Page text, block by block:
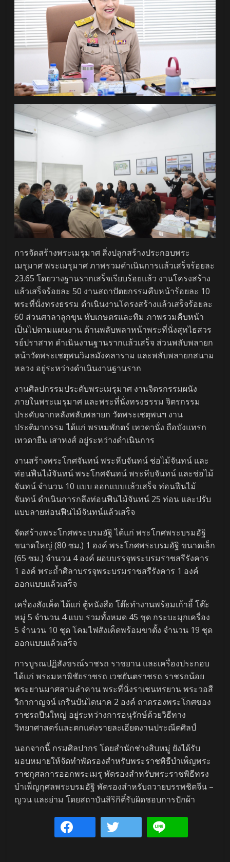
การจัดสร้างพระเมรุมาศ สิ่งปลูกสร้างประกอบพระ
เมรุมาศ พระเมรุมาศ ภาพรวมดำเนินการแล้วเสร็จร้อยละ
23.65 โดยวางฐานรากเสร็จเรียบร้อยแล้ว งานโครงสร้าง
แล้วเสร็จร้อยละ 50 งานสถาปัตยกรรมคืบหน้าร้อยละ 10
พระที่นั่งทรงธรรม ดำเนินงานโครงสร้างแล้วเสร็จร้อยละ
60 ส่วนศาลาลูกขุน ทับเกษตรและทิม ภาพรวมคืบหน้า
เป็นไปตามแผนงาน ด้านพลับพลาหน้าพระที่นั่งสุทไธสวร
รย์ปราสาท ดำเนินงานฐานรากแล้วเสร็จ ส่วนพลับพลายก
หน้าวัดพระเชตุพนวิมลมังคลาราม และพลับพลายกสนาม
หลวง อยู่ระหว่างดำเนินงานฐานราก
งานศิลปกรรมประดับพระเมรุมาศ งานจิตรกรรมผนัง
ภายในพระเมรุมาศ และพระที่นั่งทรงธรรม จิตรกรรม
ประดับฉากหลังพลับพลายก วัดพระเชตุพนฯ งาน
ประติมากรรม ได้แก่ พรหมพักตร์ เทวดานั่ง ถือบังแทรก
เทวดายืน เสาหงส์ อยู่ระหว่างดำเนินการ
งานสร้างพระโกศจันทน์ พระหีบจันทน์ ช่อไม้จันทน์ และ
ท่อนฟืนไม้จันทน์ พระโกศจันทน์ พระหีบจันทน์ และช่อไม้
จันทน์ จำนวน 10 แบบ ออกแบบแล้วเสร็จ ท่อนฟืนไม้
จันทน์ ดำเนินการกลึงท่อนฟืนไม้จันทน์ 25 ท่อน และปรับ
แบบลายท่อนฟืนไม้จันทน์แล้วเสร็จ
จัดสร้างพระโกศพระบรมอัฐิ ได้แก่ พระโกศพระบรมอัฐิ
ขนาดใหญ่ (80 ซม.) 1 องค์ พระโกศพระบรมอัฐิ ขนาดเล็ก
(65 ซม.) จำนวน 4 องค์ ผอบบรรจุพระบรมราชสรีรังคาร
1 องค์ พระถ้ำศิลาบรรจุพระบรมราชสรีรังคาร 1 องค์
ออกแบบแล้วเสร็จ
เครื่องสังเค็ด ได้แก่ ตู้หนังสือ โต๊ะทำงานพร้อมเก้าอี้ โต๊ะ
หมู่ 5 จำนวน 4 แบบ รวมทั้งหมด 45 ชุด กระบะมุกเครื่อง
5 จำนวน 10 ชุด โคมไฟสังเค็ดพร้อมขาตั้ง จำนวน 19 ชุด
ออกแบบแล้วเสร็จ
การบูรณปฏิสังขรณ์ราชรถ ราชยาน และเครื่องประกอบ
ได้แก่ พระมหาพิชัยราชรถ เวชยันตราชรถ ราชรถน้อย
พระยานมาศสามลำคาน พระที่นั่งราเชนทรยาน พระวอสี
วิกากาญจน์ เกรินบันไดนาค 2 องค์ ถาดรองพระโกศของ
ราชรถปืนใหญ่ อยู่ระหว่างการอนุรักษ์ด้วยวิธีทาง
วิทยาศาสตร์และตกแต่งรายละเอียดงานประณีตศิลป์
นอกจากนี้ กรมศิลปากร โดยสำนักช่างสิบหมู่ ยังได้รับ
มอบหมายให้จัดทำพัดรองสำหรับพระราชพิธีบำเพ็ญพระ
ราชกุศลการออกพระเมรุ พัดรองสำหรับพระราชพิธีทรง
บำเพ็ญกุศลพระบรมอัฐิ พัดรองสำหรับถวายบรรพชิตจีน –
ญวน และย่าม โดยสถาบันสิริกิติ์รับผิดชอบการปักผ้า